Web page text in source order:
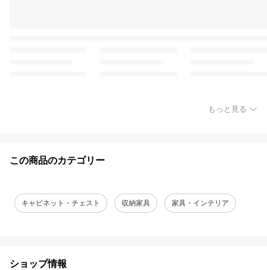
もっと見る
この商品のカテゴリー
キャビネット・チェスト 収納家具 家具・インテリア
ショップ情報